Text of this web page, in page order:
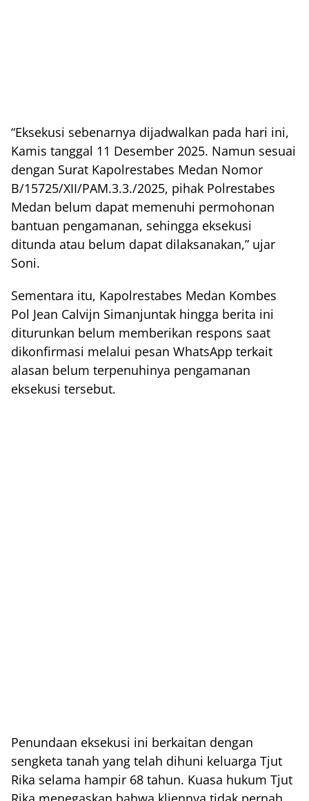
“Eksekusi sebenarnya dijadwalkan pada hari ini,
Kamis tanggal 11 Desember 2025. Namun sesuai
dengan Surat Kapolrestabes Medan Nomor
B/15725/XII/PAM.3.3./2025, pihak Polrestabes
Medan belum dapat memenuhi permohonan
bantuan pengamanan, sehingga eksekusi
ditunda atau belum dapat dilaksanakan,” ujar
Soni.
Sementara itu, Kapolrestabes Medan Kombes
Pol Jean Calvijn Simanjuntak hingga berita ini
diturunkan belum memberikan respons saat
dikonfirmasi melalui pesan WhatsApp terkait
alasan belum terpenuhinya pengamanan
eksekusi tersebut.
Penundaan eksekusi ini berkaitan dengan
sengketa tanah yang telah dihuni keluarga Tjut
Rika selama hampir 68 tahun. Kuasa hukum Tjut